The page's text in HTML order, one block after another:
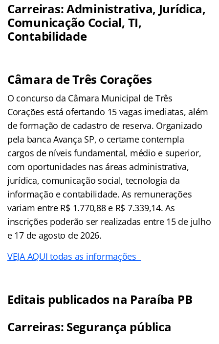
Carreiras: Administrativa, Jurídica,
Comunicação Cocial, TI,
Contabilidade
Câmara de Três Corações
O concurso da Câmara Municipal de Três
Corações está ofertando 15 vagas imediatas, além
de formação de cadastro de reserva. Organizado
pela banca Avança SP, o certame contempla
cargos de níveis fundamental, médio e superior,
com oportunidades nas áreas administrativa,
jurídica, comunicação social, tecnologia da
informação e contabilidade. As remunerações
variam entre R$ 1.770,88 e R$ 7.339,14. As
inscrições poderão ser realizadas entre 15 de julho
e 17 de agosto de 2026.
VEJA AQUI todas as informações
Editais publicados na Paraíba PB
Carreiras: Segurança pública